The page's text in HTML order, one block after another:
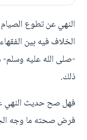
النهي عن تطوع
الخلاف فيه بين
-صلى الله عليه
ذلك.
فهل صح حديث النهي
فرض صحته ما وجه